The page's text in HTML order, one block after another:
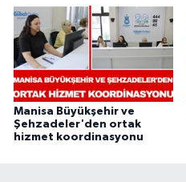
Manisa Büyükşehir ve
Şehzadeler'den ortak
hizmet koordinasyonu